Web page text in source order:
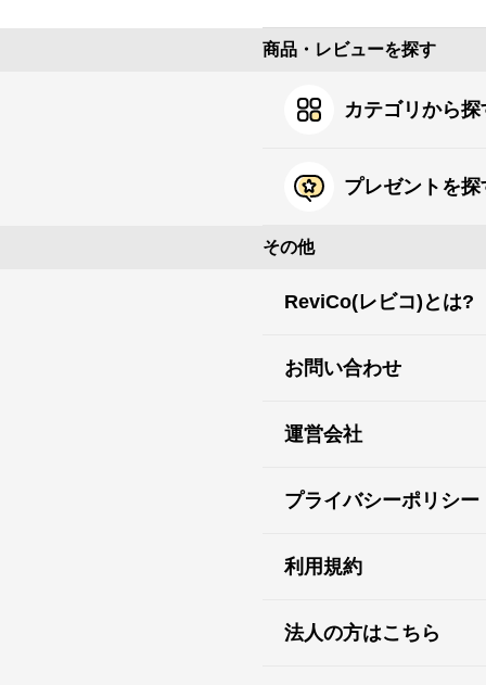
商品・レビューを探す
カテゴリから探
プレゼントを探
その他
ReviCo(レビコ)とは?
お問い合わせ
運営会社
プライバシーポリシー
利用規約
法人の方はこちら